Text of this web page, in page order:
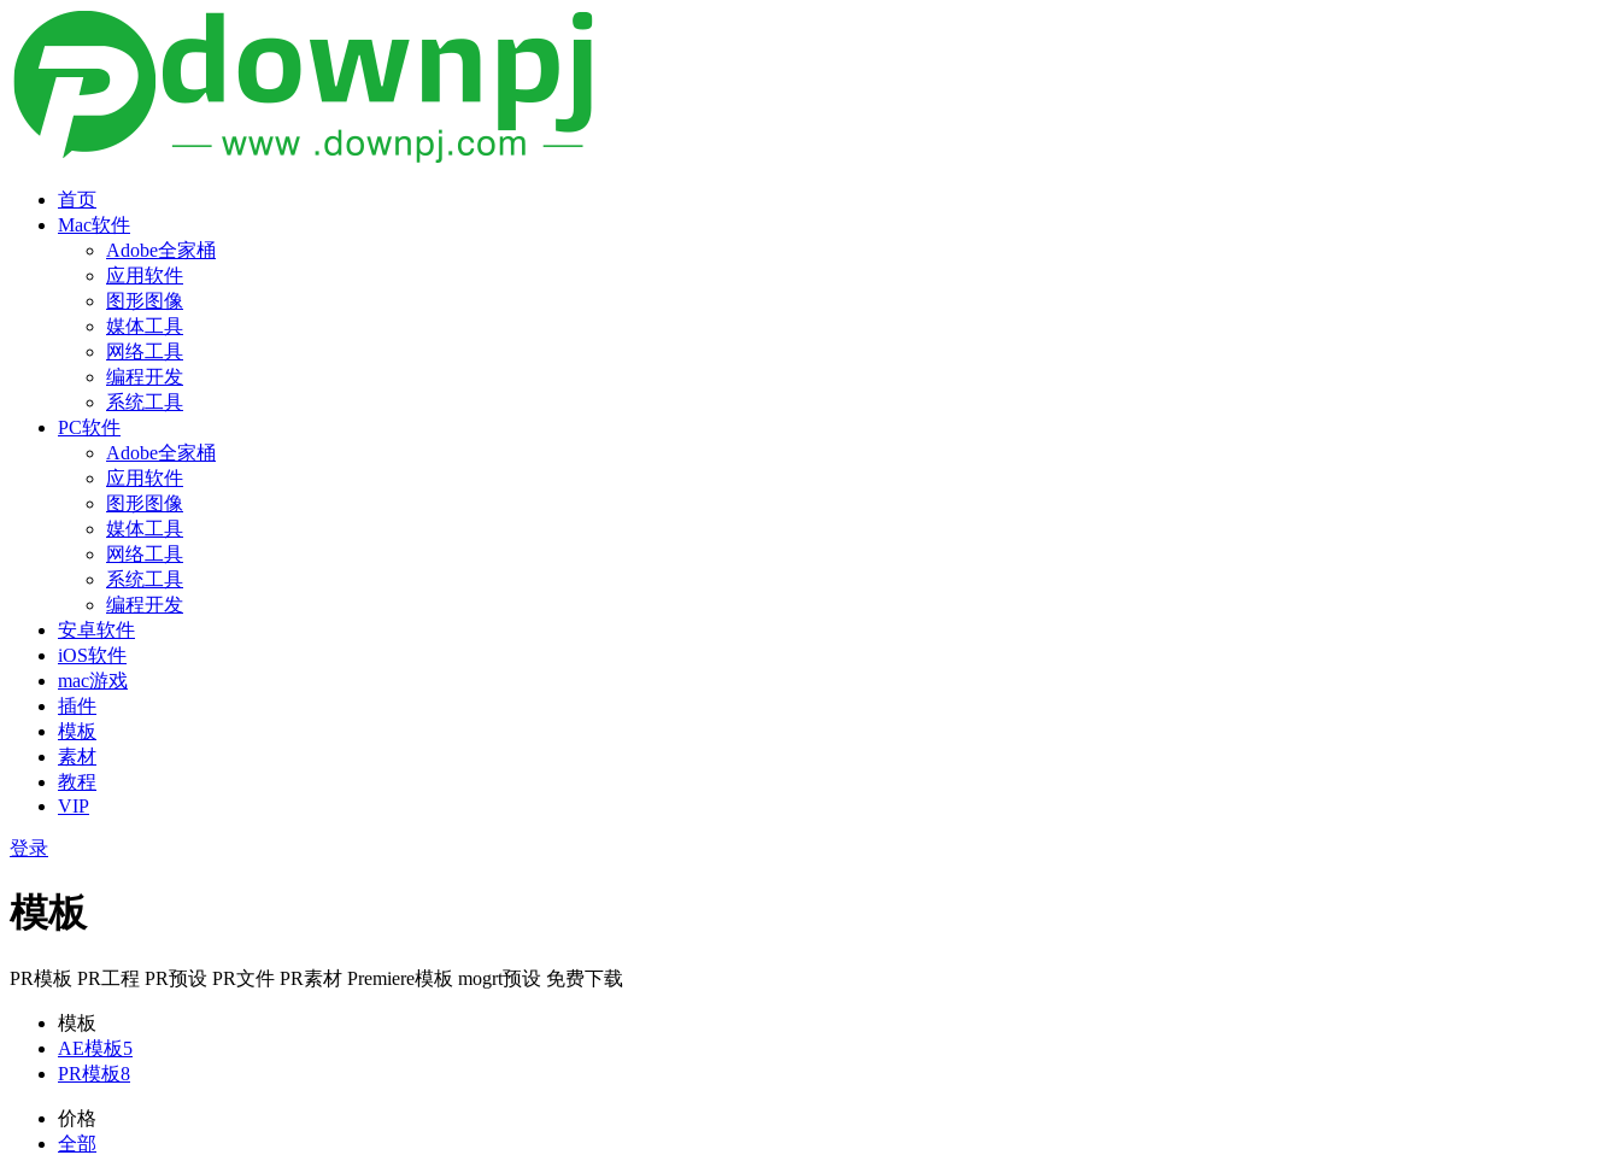
首页
Mac软件
Adobe全家桶
应用软件
图形图像
媒体工具
网络工具
编程开发
系统工具
PC软件
Adobe全家桶
应用软件
图形图像
媒体工具
网络工具
系统工具
编程开发
安卓软件
iOS软件
mac游戏
插件
模板
素材
教程
VIP
登录
模板
PR模板 PR工程 PR预设 PR文件 PR素材 Premiere模板 mogrt预设 免费下载
模板
AE模板5
PR模板8
价格
全部